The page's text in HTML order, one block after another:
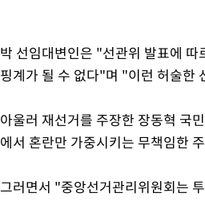
박 선임대변인은 "선관위 발표에
핑계가 될 수 없다"며 "이런 허술한
아울러 재선거를 주장한 장동혁 국
에서 혼란만 가중시키는 무책임한
그러면서 "중앙선거관리위원회는